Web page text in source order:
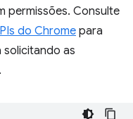
permissões. Consulte
do Chromepara
solicitando as
.